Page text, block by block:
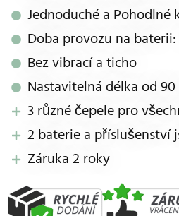
Jednoduché a Pohodlné
Doba provozu na
Bez vibrací a ticho
Nastavitelná délka od 90
3 různé čepele pro
2 baterie a příslušenství
Záruka 2 roky